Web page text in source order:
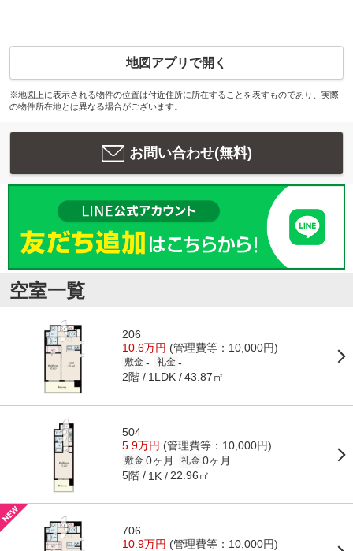
地図アプリで開く
※地図上に表示される物件の位置は付近住所に所在することを表すものであり、実際
の物件所在地とは異なる場合がございます。
お問い合わせ(無料)
空室一覧
206
10.6万円 (管理費等：10,000円)
敷金 - 礼金 -
2階 1LDK 43.87㎡
504
5.9万円 (管理費等：10,000円)
敷金 0ヶ月 礼金 0ヶ月
5階 1K 22.96㎡
706
10.9万円 (管理費等：10,000円)